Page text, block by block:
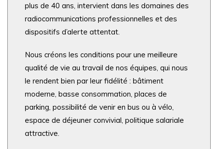
plus de 40 ans, intervient dans les domaines des
radiocommunications professionnelles et des
dispositifs d’alerte attentat.
Nous créons les conditions pour une meilleure
qualité de vie au travail de nos équipes, qui nous
le rendent bien par leur fidélité : bâtiment
moderne, basse consommation, places de
parking, possibilité de venir en bus ou à vélo,
espace de déjeuner convivial, politique salariale
attractive.